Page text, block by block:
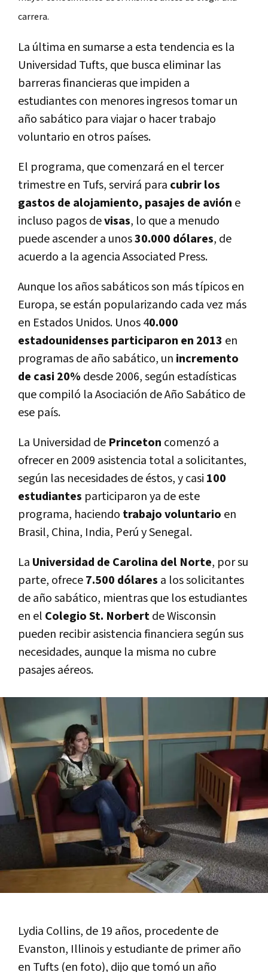
carrera.
La última en sumarse a esta tendencia es la
Universidad Tufts, que busca eliminar las
barreras financieras que impiden a
estudiantes con menores ingresos tomar un
año sabático para viajar o hacer trabajo
voluntario en otros países.
El programa, que comenzará en el tercer
trimestre en Tufs, servirá para cubrir los
gastos de alojamiento, pasajes de avión e
incluso pagos devisas, lo que a menudo
puede ascender a unos30.000 dólares, de
acuerdo a la agencia Associated Press.
Aunque los años sabáticos son más típicos en
Europa, se están popularizando cada vez más
en Estados Unidos. Unos 40.000
estadounidenses participaron en 2013 en
programas de año sabático, un incremento
de casi 20% desde 2006, según estadísticas
que compiló la Asociación de Año Sabático de
ese país.
La Universidad de Princeton comenzó a
ofrecer en 2009 asistencia total a solicitantes,
según las necesidades de éstos, y casi 100
estudiantes participaron ya de este
programa, haciendo trabajo voluntario en
Brasil, China, India, Perú y Senegal.
La Universidad de Carolina del Norte, por su
parte, ofrece7.500 dólares a los solicitantes
de año sabático, mientras que los estudiantes
en el Colegio St. Norbertde Wisconsin
pueden recibir asistencia financiera según sus
necesidades, aunque la misma no cubre
pasajes aéreos.
Lydia Collins, de 19 años, procedente de
Evanston, Illinois y estudiante de primer año
en Tufts (en foto), dijo que tomó un año